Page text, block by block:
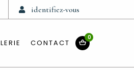
identifiez-vous
CONTACT
0